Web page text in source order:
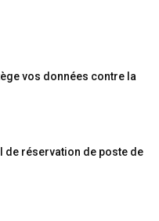
vos données contre la
de réservation de poste de